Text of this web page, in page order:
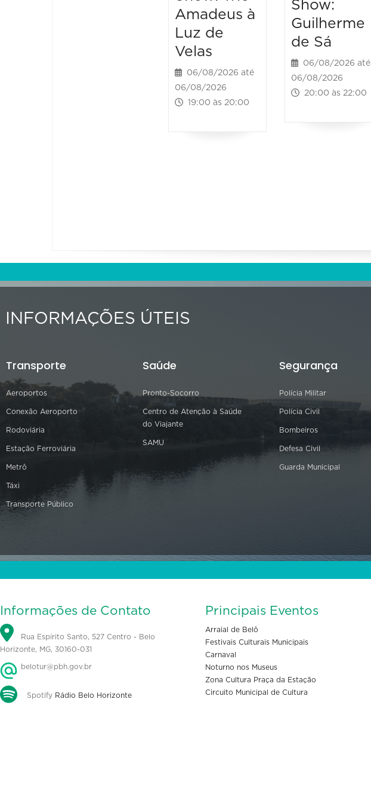
Amadeus à
Luz de
Velas
06/08/2026 até
06/08/2026
19:00 às 20:00
Show:
Guilherme
de Sá
06/08/2026 até
06/08/2026
20:00 às 22:00
INFORMAÇÕES ÚTEIS
Transporte
Aeroportos
Conexão Aeroporto
Rodoviária
Estação Ferroviária
Metrô
Táxi
Transporte Público
Saúde
Pronto-Socorro
Centro de Atenção à Saúde
do Viajante
SAMU
Segurança
Polícia Militar
Polícia Civil
Bombeiros
Defesa Civil
Guarda Municipal
Informações de Contato
Rua Espírito Santo, 527 Centro - Belo
Horizonte, MG, 30160-031
belotur@pbh.gov.br
Spotify Rádio Belo Horizonte
Principais Eventos
Arraial de Belô
Festivais Culturais Municipais
Carnaval
Noturno nos Museus
Zona Cultura Praça da Estação
Circuito Municipal de Cultura